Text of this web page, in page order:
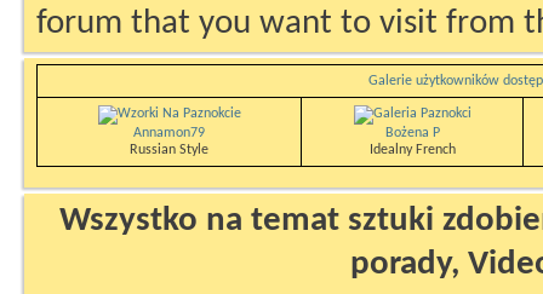
forum that you want to visit from
Galerie użytkowników
Annamon79
Russian Style
Bożena P
Idealny French
Wszystko na temat sztuki
porady,